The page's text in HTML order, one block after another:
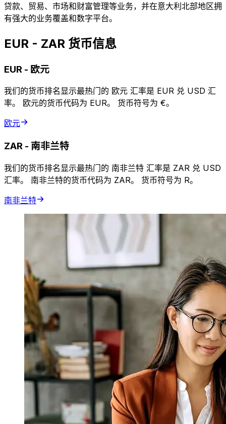
贷款、贸易、市场和财富管理等业务，并在意大利北部地区拥
有强大的业务覆盖和数字平台。
EUR - ZAR 货币信息
EUR - 欧元
我们的货币排名显示最热门的 欧元 汇率是 EUR 兑 USD 汇
率。 欧元的货币代码为 EUR。 货币符号为 €。
欧元
ZAR - 南非兰特
我们的货币排名显示最热门的 南非兰特 汇率是 ZAR 兑 USD
汇率。 南非兰特的货币代码为 ZAR。 货币符号为 R。
南非兰特